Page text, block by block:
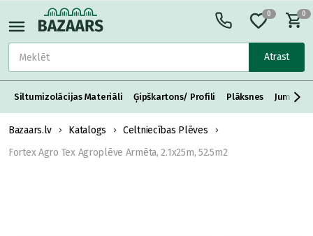
Atrast
0 0
Siltumizolācijas Materiāli Ģipškartons/ Profili Plāksnes Jumta
Bazaars.lv Katalogs
Celtniecības Plēves
Fortex Agro Tex Agroplēve Armēta, 2.1x25m, 52.5m2